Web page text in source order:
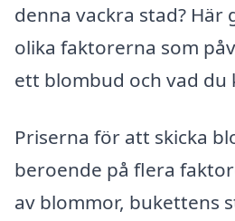
denna vackra stad? Här
olika faktorerna som
ett blombud och vad du
Priserna för att skicka
beroende på flera
av blommor, bukettens